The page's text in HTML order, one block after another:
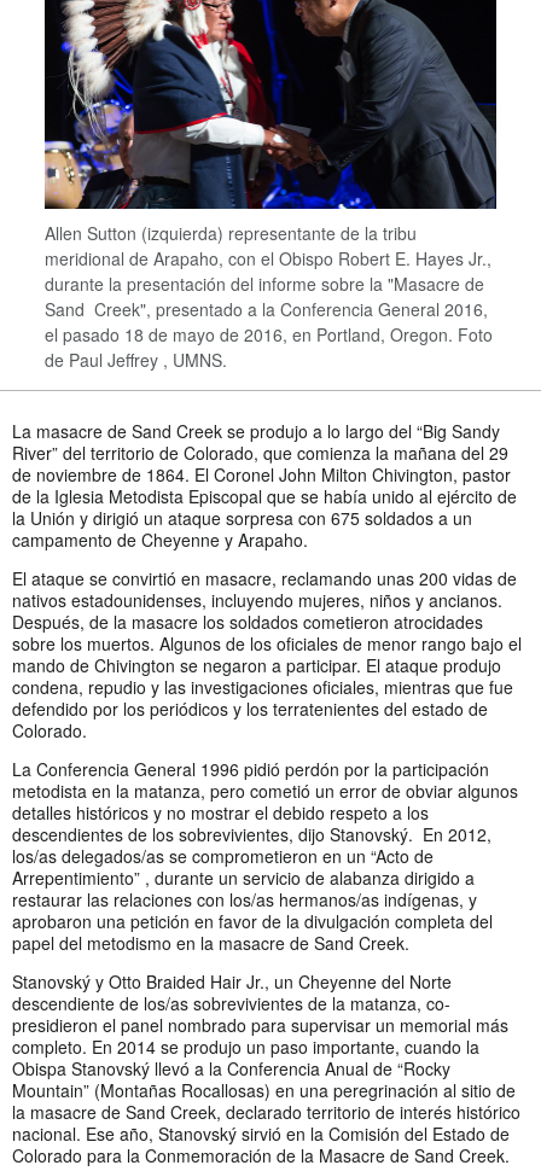
Allen Sutton (izquierda) representante de la tribu
meridional de Arapaho, con el Obispo Robert E. Hayes Jr.,
durante la presentación del informe sobre la "Masacre de
Sand Creek", presentado a la Conferencia General 2016,
el pasado 18 de mayo de 2016, en Portland, Oregon. Foto
de Paul Jeffrey , UMNS.
La masacre de Sand Creek se produjo a lo largo del “Big Sandy
River” del territorio de Colorado, que comienza la mañana del 29
de noviembre de 1864. El Coronel John Milton Chivington, pastor
de la Iglesia Metodista Episcopal que se había unido al ejército de
la Unión y dirigió un ataque sorpresa con 675 soldados a un
campamento de Cheyenne y Arapaho.
El ataque se convirtió en masacre, reclamando unas 200 vidas de
nativos estadounidenses, incluyendo mujeres, niños y ancianos.
Después, de la masacre los soldados cometieron atrocidades
sobre los muertos. Algunos de los oficiales de menor rango bajo el
mando de Chivington se negaron a participar. El ataque produjo
condena, repudio y las investigaciones oficiales, mientras que fue
defendido por los periódicos y los terratenientes del estado de
Colorado.
La Conferencia General 1996 pidió perdón por la participación
metodista en la matanza, pero cometió un error de obviar algunos
detalles históricos y no mostrar el debido respeto a los
descendientes de los sobrevivientes, dijo Stanovský. En 2012,
los/as delegados/as se comprometieron en un “Acto de
Arrepentimiento” , durante un servicio de alabanza dirigido a
restaurar las relaciones con los/as hermanos/as indígenas, y
aprobaron una petición en favor de la divulgación completa del
papel del metodismo en la masacre de Sand Creek.
Stanovský y Otto Braided Hair Jr., un Cheyenne del Norte
descendiente de los/as sobrevivientes de la matanza, co-
presidieron el panel nombrado para supervisar un memorial más
completo. En 2014 se produjo un paso importante, cuando la
Obispa Stanovský llevó a la Conferencia Anual de “Rocky
Mountain” (Montañas Rocallosas) en una peregrinación al sitio de
la masacre de Sand Creek, declarado territorio de interés histórico
nacional. Ese año, Stanovský sirvió en la Comisión del Estado de
Colorado para la Conmemoración de la Masacre de Sand Creek.